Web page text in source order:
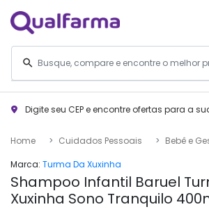
Digite seu CEP e encontre ofertas para a
Home Cuidados Pessoais Bebê e
Marca: Turma Da Xuxinha
Shampoo Infantil Baruel
Xuxinha Sono Tranquilo